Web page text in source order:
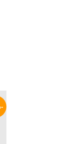
-16%